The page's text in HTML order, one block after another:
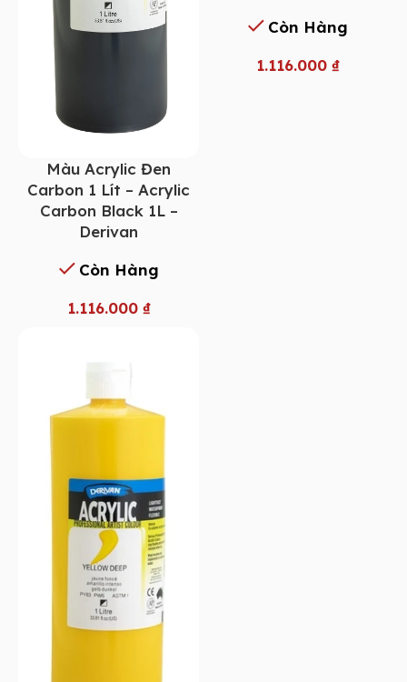
Màu Acrylic Đen
Carbon 1 Lít – Acrylic
Carbon Black 1L –
Derivan
Còn Hàng
1.116.000 ₫
Còn Hàng
1.116.000₫